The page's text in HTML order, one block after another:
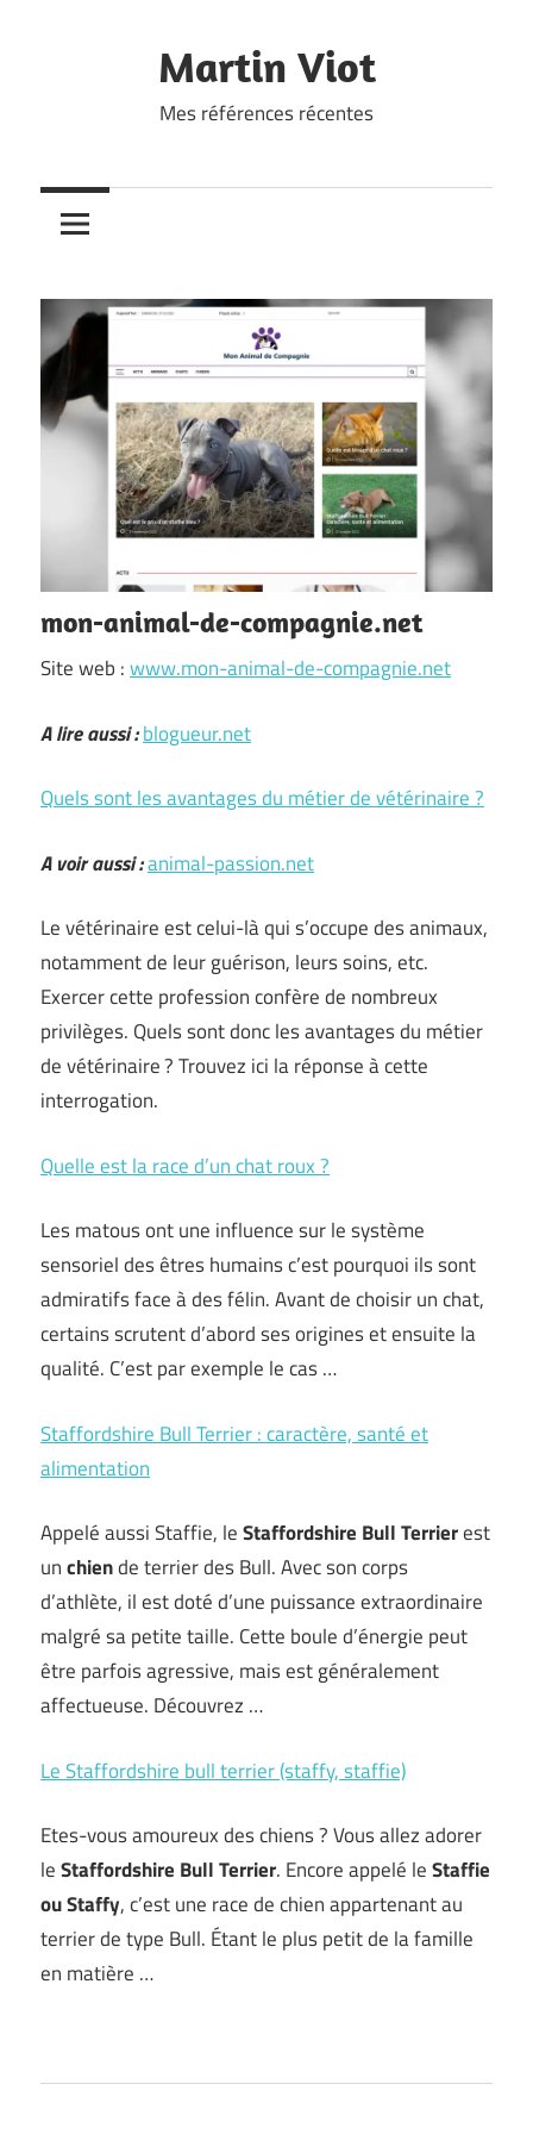
Martin Viot
Mes références récentes
mon-animal-de-compagnie.net
Site web :www.mon-animal-de-compagnie.net
A lire aussi :blogueur.net
Quels sont les avantages du métier de vétérinaire ?
A voir aussi :animal-passion.net
Le vétérinaire est celui-là qui s’occupe des animaux,
notamment de leur guérison, leurs soins, etc.
Exercer cette profession confère de nombreux
privilèges. Quels sont donc les avantages du métier
de vétérinaire ? Trouvez ici la réponse à cette
interrogation.
Quelle est la race d’un chat roux ?
Les matous ont une influence sur le système
sensoriel des êtres humains c’est pourquoi ils sont
admiratifs face à des félin. Avant de choisir un chat,
certains scrutent d’abord ses origines et ensuite la
qualité. C’est par exemple le cas …
Staffordshire Bull Terrier : caractère, santé et
alimentation
Appelé aussi Staffie, leStaffordshire BullTerrierest
unchiende terrier des Bull. Avec son corps
d’athlète, il est doté d’une puissance extraordinaire
malgré sa petite taille. Cette boule d’énergie peut
être parfois agressive, mais est généralement
affectueuse. Découvrez …
Le Staffordshire bull terrier (staffy, staffie)
Etes-vous amoureux des chiens ? Vous allez adorer
leStaffordshire Bull Terrier. Encore appelé leStaffie
ou Staffy, c’est une race de chien appartenant au
terrier de type Bull. Étant le plus petit de la famille
en matière …